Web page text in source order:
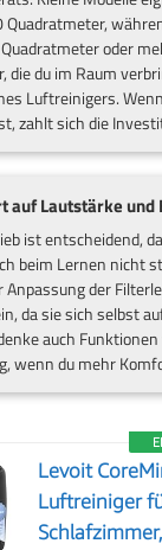
oder
die du im Raum
Luftreinigers.
zahlt sich die
auf Lautstärke und
ist entscheidend,
beim Lernen nicht
der
da sie sich selbst
auch
wenn du mehr
Levoit
Luftreiniger
Schlafzimmer,